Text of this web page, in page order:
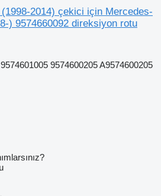
2014) çekici için Mercedes-
) 9574660092 direksiyon rotu
9574600205 A9574600205